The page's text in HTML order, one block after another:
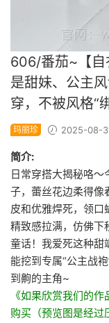
606/番茄~【自
是甜妹、公主
穿，不被风格“
玛丽珍 2025-08-
简介:
日常穿搭大揭秘咯
子，蕾丝花边柔得像
皮和优雅焊死，领口
精致感拉满，仿佛下
童话！我爱死这种甜
能挖到专属“公主战
到齁的主角~
《如果欣赏我们的
购买（预览图是经过